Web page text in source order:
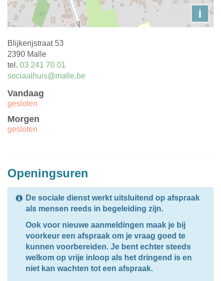
i
Adres
Blijkerijstraat 53
,
2390 Malle
tel. 03 241 70 01
E-
sociaalhuis@malle.be
Vandaag
gesloten
Morgen
gesloten
Openingsuren
De sociale dienst werkt uitsluitend op afspraak
als mensen reeds in begeleiding zijn.
Ook voor nieuwe aanmeldingen maak je bij
voorkeur een afspraak om je vraag goed te
kunnen voorbereiden. Je bent echter steeds
welkom op vrije inloop als het dringend is en
niet kan wachten tot een afspraak.